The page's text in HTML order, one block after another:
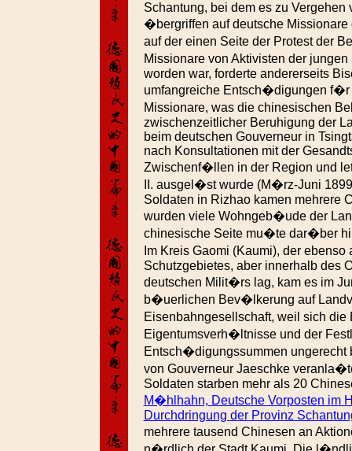
Schantung, bei dem es zu Vergehen
�bergriffen auf deutsche
auf der einen Seite der Protest der
Missionare von Aktivisten der
worden war, forderte andererseits
umfangreiche Entsch�digungen
Missionare, was die chinesischen
zwischenzeitlicher Beruhigung der
beim deutschen Gouverneur in
nach Konsultationen mit der
Zwischenf�llen in der Region und
II. ausgel�st wurde (M�rz-Juni
Soldaten in Rizhao kamen mehrere
wurden viele Wohngeb�ude der
chinesische Seite mu�te dar�ber
Im Kreis Gaomi (Kaumi), der
Schutzgebietes, aber innerhalb des
deutschen Milit�rs lag, kam es im
b�uerlichen Bev�lkerung auf
Eisenbahngesellschaft, weil sich
Eigentumsverh�ltnisse und der
Entsch�digungssummen
von Gouverneur Jaeschke
Soldaten starben mehr als 20
M�hlhahn, Deutsche Vorposten im
Durchdringung der Provinz
mehrere tausend Chinesen an